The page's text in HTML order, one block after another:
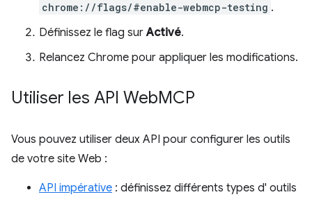
chrome://flags/#enable-webmcp-testing .
Définissez le flag surActivé.
Relancez Chrome pour appliquer les modifications.
Utiliser les API WebMCP
Vous pouvez utiliser deux API pour configurer les outils
de votre site Web :
API impérative : définissez différents types d' outils